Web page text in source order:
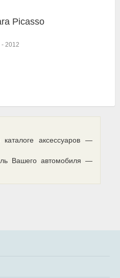
Picasso
- 2012
аксессуаров —
Вашего автомобиля —